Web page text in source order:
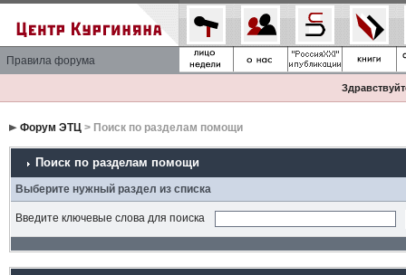
Правила форума
Форум ЭТЦ> Поиск по разделам помощи
Поиск по разделам помощи
Выберите нужный раздел из списка
Введите ключевые слова для поиска